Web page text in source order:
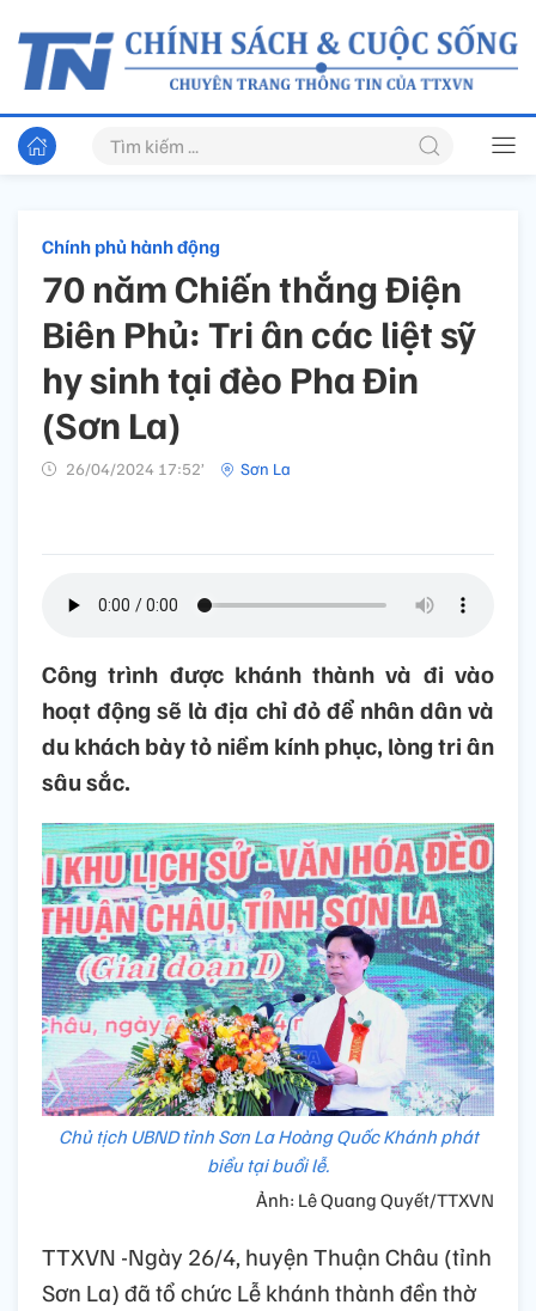
Chính phủ hành động
70 năm Chiến thắng Điện
Biên Phủ: Tri ân các liệt sỹ
hy sinh tại đèo Pha Đin
(Sơn La)
26/04/2024 17:52’ Sơn La
Công trình được khánh thành và đi vào
hoạt động sẽ là địa chỉ đỏ để nhân dân và
du khách bày tỏ niềm kính phục, lòng tri ân
sâu sắc.
Chủ tịch UBND tỉnh Sơn La Hoàng Quốc Khánh phát
biểu tại buổi lễ.
Ảnh: Lê Quang Quyết/TTXVN
TTXVN -Ngày 26/4, huyện Thuận Châu (tỉnh
Sơn La) đã tổ chức Lễ khánh thành đền thờ